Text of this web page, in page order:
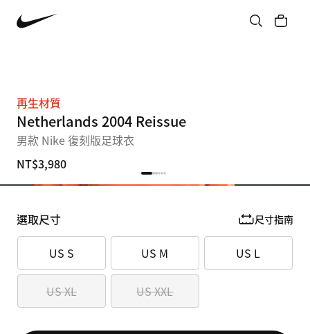
再生材質
Netherlands 2004 Reissue
男款 Nike 復刻版足球衣
NT$3,980
選取尺寸 尺寸指南
US S US M US L
US XL US XXL